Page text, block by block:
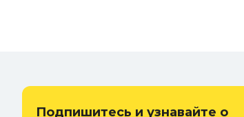
Подпишитесь и узнавайте о